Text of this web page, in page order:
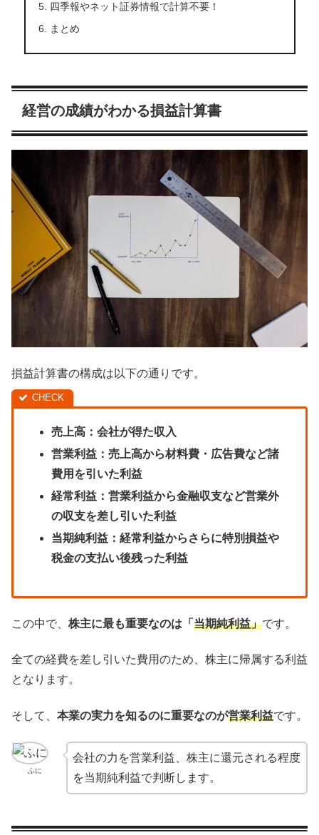
四季報やネット証券情報で計算不要！
まとめ
経営の成績がわかる損益計算書
損益計算書の構成は以下の通りです。
売上高：会社が得た収入
営業利益：売上高から材料費・広告費など諸
費用を引いた利益
経常利益：営業利益から金融収支など営業外
の収支を差し引いた利益
当期純利益：経常利益からさらに特別損益や
税金の支払い後残った利益
この中で、 株主に最も重要なのは「 当期純利益」です。
全ての経費を差し引いた費用のため、株主に帰属する利益
となります。
そして、 本業の実力を知るのに重要なのが営業利益です。
ふに
会社の力を営業利益、株主に還元される程度
を当期純利益で判断します。